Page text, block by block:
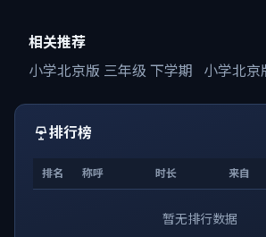
相关推荐
小学北京版 三年级 下学期
小学北京
排行榜
排名 称呼 时长 来自
暂无排行数据